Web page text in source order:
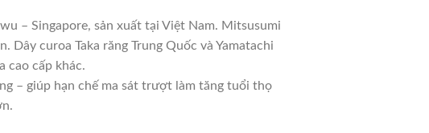
– Singapore, sản xuất tại Việt Nam. Mitsusumi
Dây curoa Taka răng Trung Quốc và Yamatachi
cao cấp khác.
– giúp hạn chế ma sát trượt làm tăng tuổi thọ